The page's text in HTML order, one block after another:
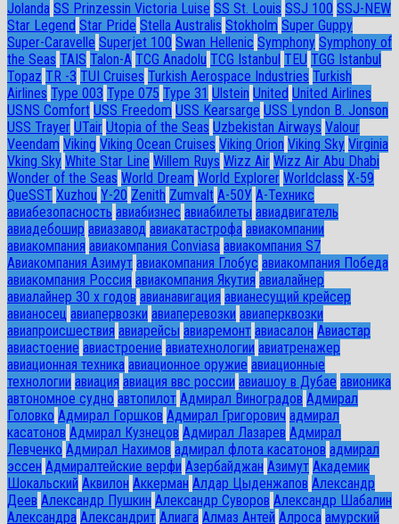
Jolanda SS Prinzessin Victoria Luise SS St. Louis SSJ 100 SSJ-NEW
Star Legend Star Pride Stella Australis Stokholm Super Guppy
Super-Caravelle Superjet 100 Swan Hellenic Symphony Symphony of
the Seas TAIS Talon-A TCG Anadolu TCG Istanbul TEU TGG Istanbul
Topaz TR -3 TUI Cruises Turkish Aerospace Industries Turkish
Airlines Type 003 Type 075 Type 31 Ulstein United United Airlines
USNS Comfort USS Freedom USS Kearsarge USS Lyndon B. Jonson
USS Trayer UTair Utopia of the Seas Uzbekistan Airways Valour
Veendam Viking Viking Ocean Cruises Viking Orion Viking Sky Virginia
Vking Sky White Star Line Willem Ruys Wizz Air Wizz Air Abu Dhabi
Wonder of the Seas World Dream World Explorer Worldclass X-59
QueSST Xuzhou Y-20 Zenith Zumvalt А-50У А-Техникс
авиабезопасность авиабизнес авиабилеты авиадвигатель
авиадебошир авиазавод авиакатастрофа авиакомпании
авиакомпания авиакомпания Conviasa авиакомпания S7
Авиакомпания Азимут авиакомпания Глобус авиакомпания Победа
авиакомпания Россия авиакомпания Якутия авиалайнер
авиалайнер 30 х годов авианавигация авианесущий крейсер
авианосец авиапервозки авиаперевозки авиаперквозки
авиапроисшествия авиарейсы авиаремонт авиасалон Авиастар
авиастоение авиастроение авиатехнологии авиатренажер
авиационная техника авиационное оружие авиационные
технологии авиация авиация ввс россии авиашоу в Дубае авионика
автономное судно автопилот Адмирал Виноградов Адмирал
Головко Адмирал Горшков Адмирал Григорович адмирал
касатонов Адмирал Кузнецов Адмирал Лазарев Адмирал
Левченко Адмирал Нахимов адмирал флота касатонов адмирал
эссен Адмиралтейские верфи Азербайджан Азимут Академик
Шокальский Аквилон Аккерман Алдар Цыденжапов Александр
Деев Александр Пушкин Александр Суворов Александр Шабалин
Александра Александрит Алиага Алмаз Антей Алроса амурский